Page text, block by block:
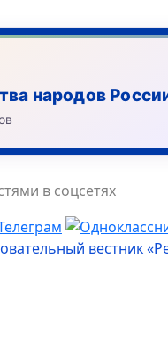
народов
в соцсетях
вестник